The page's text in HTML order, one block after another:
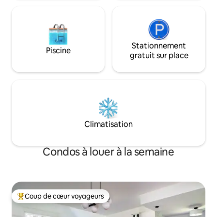
Piscine
Stationnement
gratuit sur place
Climatisation
Condos à louer à la semaine
Coup de cœur voyageurs parmi les plus aimés
Coup de cœur voyageurs